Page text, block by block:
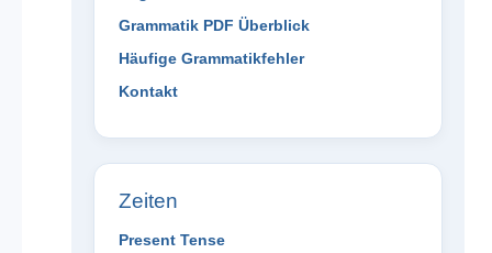
Grammatik PDF Überblick
Häufige Grammatikfehler
Kontakt
Zeiten
Present Tense